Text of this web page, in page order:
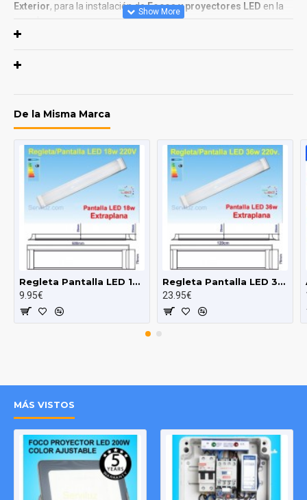
Exterior, para la instalación deFocos y proyectores LED en la
Compatible con todos nuestros proyectores LED.
REFERENCIA :
Certificados: CE - ROHS
Medidas (mm): 670mm - 1120mm
Material de
Construcción:
Información
Adicional:
extensible
De la Misma Marca
Regleta Pantalla LED 18w LED a 220v de 60cm (pot. Equiv. Fluores
9.95€
Regleta Pantalla LED 36w LED a 220v de 120cm (pot. Equiv. Fluore
23.95€
MÁS VISTOS